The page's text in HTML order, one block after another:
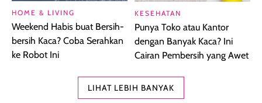
HOME & LIVING
Weekend Habis buat Bersih-
bersih Kaca? Coba Serahkan
ke Robot Ini
KESEHATAN
Punya Toko atau Kantor
dengan Banyak Kaca? Ini
Cairan Pembersih yang Awet
LIHAT LEBIH BANYAK